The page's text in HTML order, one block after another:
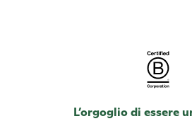
L’orgoglio di essere